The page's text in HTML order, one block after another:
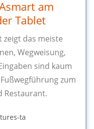
am
Tablet
zeigt das meiste
Wegweisung,
sind kaum
zum
Restaurant.